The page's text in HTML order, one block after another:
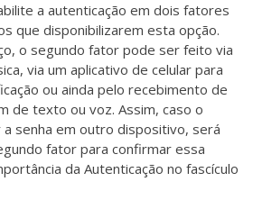
a autenticação em dois fatores
que disponibilizarem esta opção.
o segundo fator pode ser feito via
via um aplicativo de celular para
ou ainda pelo recebimento de
de texto ou voz. Assim, caso o
senha em outro dispositivo, será
fator para confirmar essa
da Autenticação no fascículo